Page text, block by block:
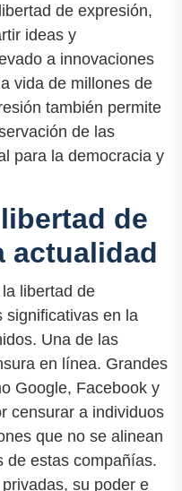
de expresión,
ideas y
a innovaciones
vida de millones de
también permite
de las
para la democracia y
de
actualidad
libertad de
significativas en la
Una de las
en línea. Grandes
Google, Facebook y
censurar a individuos
que no se alinean
de estas compañías.
su poder e